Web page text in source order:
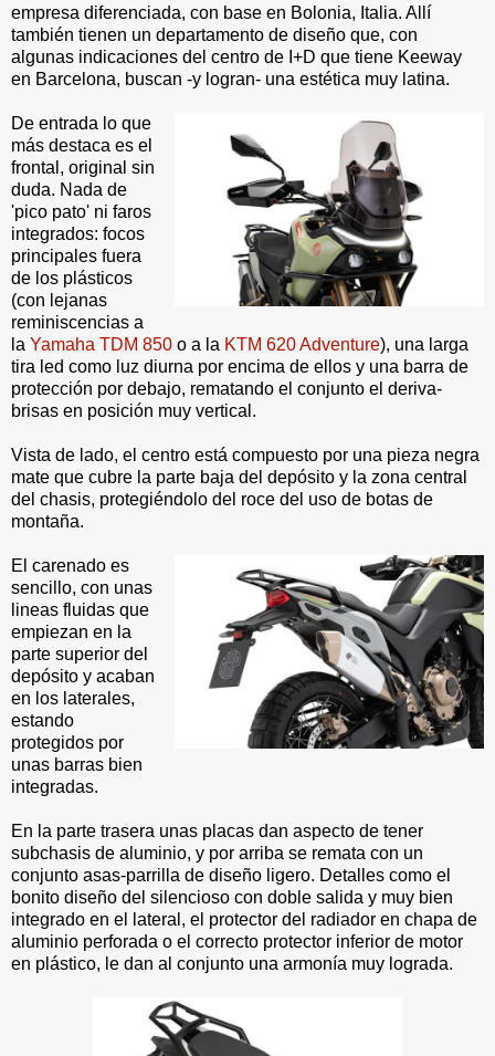
empresa diferenciada, con base en Bolonia, Italia. Allí
también tienen un departamento de diseño que, con
algunas indicaciones del centro de I+D que tiene Keeway
en Barcelona, buscan -y logran- una estética muy latina.
De entrada lo que
más destaca es el
frontal, original sin
duda. Nada de
'pico pato' ni faros
integrados: focos
principales fuera
de los plásticos
(con lejanas
reminiscencias a
la Yamaha TDM 850 o a la KTM 620 Adventure), una larga
tira led como luz diurna por encima de ellos y una barra de
protección por debajo, rematando el conjunto el deriva-
brisas en posición muy vertical.
Vista de lado, el centro está compuesto por una pieza negra
mate que cubre la parte baja del depósito y la zona central
del chasis, protegiéndolo del roce del uso de botas de
montaña.
El carenado es
sencillo, con unas
lineas fluidas que
empiezan en la
parte superior del
depósito y acaban
en los laterales,
estando
protegidos por
unas barras bien
integradas.
En la parte trasera unas placas dan aspecto de tener
subchasis de aluminio, y por arriba se remata con un
conjunto asas-parrilla de diseño ligero. Detalles como el
bonito diseño del silencioso con doble salida y muy bien
integrado en el lateral, el protector del radiador en chapa de
aluminio perforada o el correcto protector inferior de motor
en plástico, le dan al conjunto una armonía muy lograda.